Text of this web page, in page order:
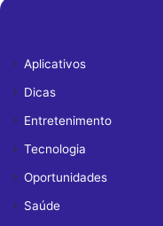
Aplicativos
Dicas
Entretenimento
Tecnologia
Oportunidades
Saúde